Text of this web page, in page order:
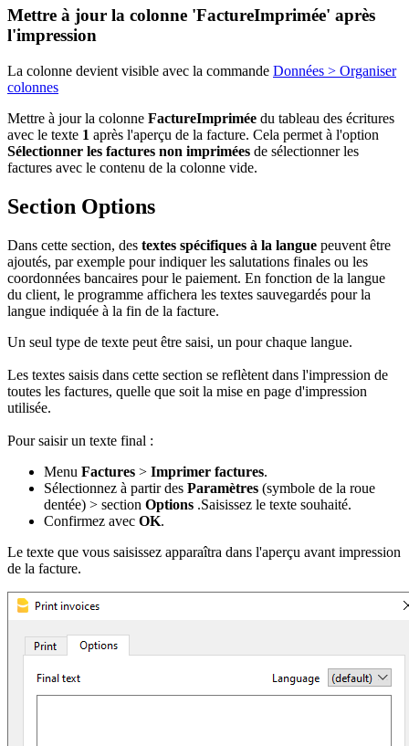
Mettre à jour la colonne 'FactureImprimée' après
l'impression
La colonne devient visible avec la commande Données > Organiser
colonnes
Mettre à jour la colonne FactureImprimée du tableau des écritures
avec le texte 1 après l'aperçu de la facture. Cela permet à l'option
Sélectionner les factures non imprimées de sélectionner les
factures avec le contenu de la colonne vide.
Section Options
Dans cette section, des textes spécifiques à la langue peuvent être
ajoutés, par exemple pour indiquer les salutations finales ou les
coordonnées bancaires pour le paiement. En fonction de la langue
du client, le programme affichera les textes sauvegardés pour la
langue indiquée à la fin de la facture.
Un seul type de texte peut être saisi, un pour chaque langue.
Les textes saisis dans cette section se reflètent dans l'impression de
toutes les factures, quelle que soit la mise en page d'impression
utilisée.
Pour saisir un texte final :
Menu Factures > Imprimer factures.
Sélectionnez à partir des Paramètres (symbole de la roue
dentée) > section Options .Saisissez le texte souhaité.
Confirmez avec OK.
Le texte que vous saisissez apparaîtra dans l'aperçu avant impression
de la facture.